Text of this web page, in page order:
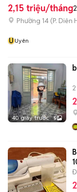
2,15 triệu/tháng
Phường 14 (P. Diên
UUyên
40 giây trước 5